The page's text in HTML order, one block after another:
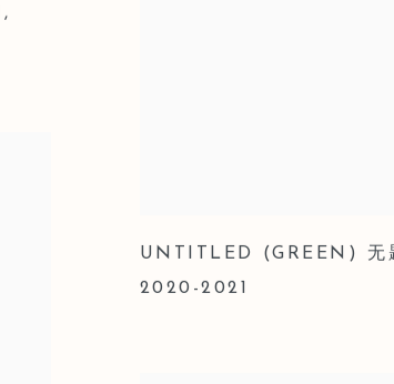
,
UNTITLED (GREEN) 无
2020-2021